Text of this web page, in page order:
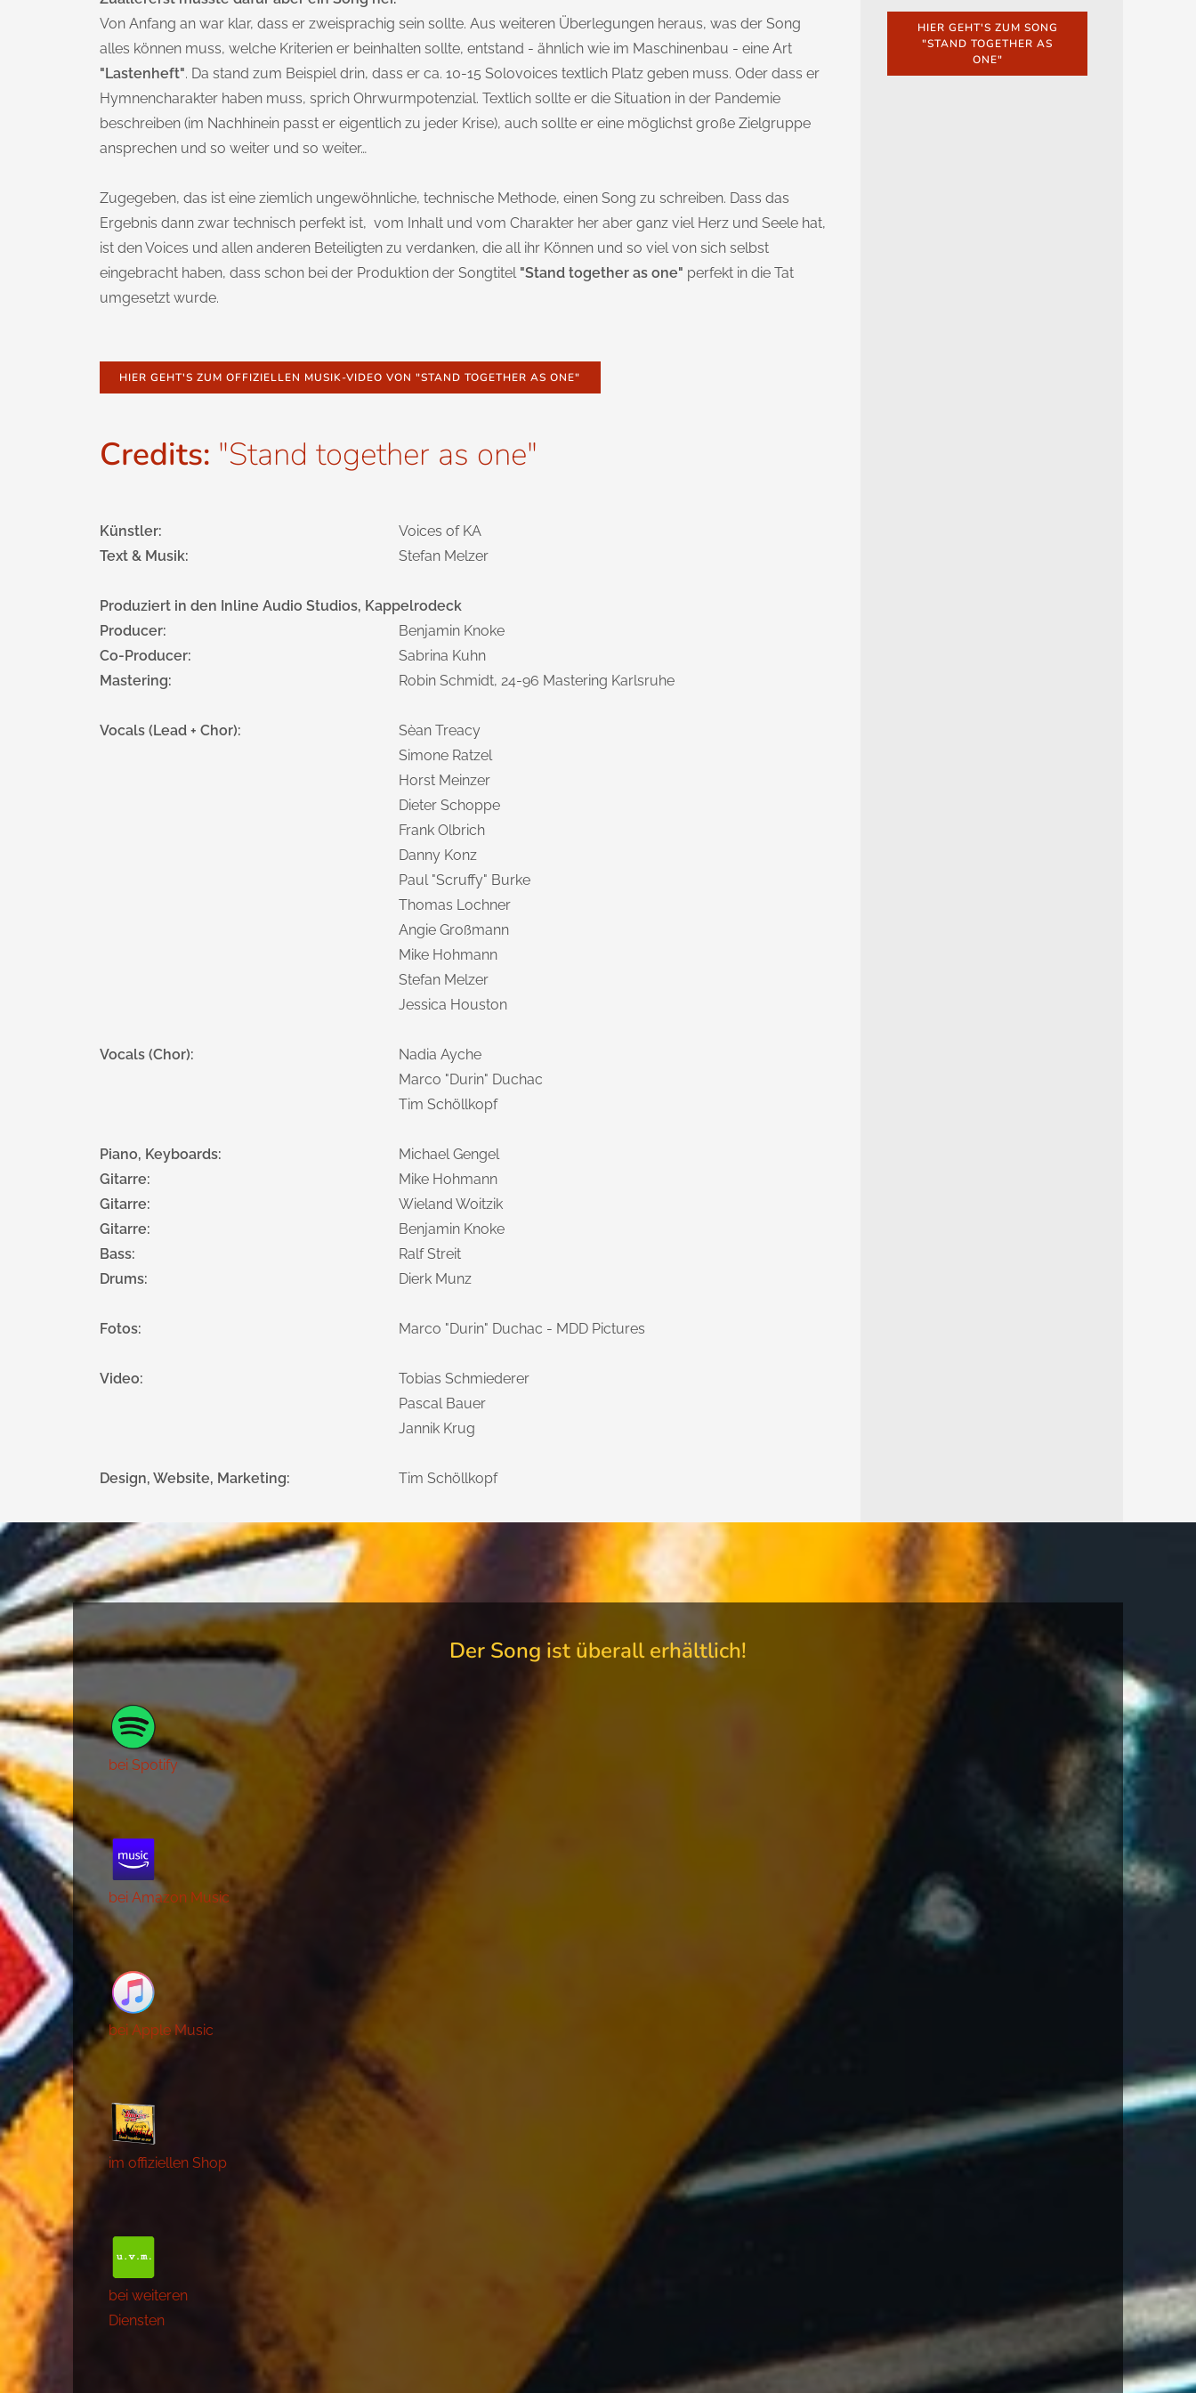
HIER GEHT'S ZUM SONG
"STAND TOGETHER AS
ONE"
Von Anfang an war klar, dass er zweisprachig sein sollte. Aus weiteren Überlegungen heraus, was der Song
alles können muss, welche Kriterien er beinhalten sollte, entstand - ähnlich wie im Maschinenbau - eine Art
"Lastenheft". Da stand zum Beispiel drin, dass er ca. 10-15 Solovoices textlich Platz geben muss. Oder dass er
Hymnencharakter haben muss, sprich Ohrwurmpotenzial. Textlich sollte er die Situation in der Pandemie
beschreiben (im Nachhinein passt er eigentlich zu jeder Krise), auch sollte er eine möglichst große Zielgruppe
ansprechen und so weiter und so weiter…
Zugegeben, das ist eine ziemlich ungewöhnliche, technische Methode, einen Song zu schreiben. Dass das
Ergebnis dann zwar technisch perfekt ist, vom Inhalt und vom Charakter her aber ganz viel Herz und Seele hat,
ist den Voices und allen anderen Beteiligten zu verdanken, die all ihr Können und so viel von sich selbst
eingebracht haben, dass schon bei der Produktion der Songtitel "Stand together as one" perfekt in die Tat
umgesetzt wurde.
HIER GEHT'S ZUM OFFIZIELLEN MUSIK-VIDEO VON "STAND TOGETHER AS ONE"
Credits: "Stand together as one"
Künstler:
Voices of KA
Text & Musik:
Stefan Melzer
Produziert in den Inline Audio Studios, Kappelrodeck
Producer:
Benjamin Knoke
Co-Producer:
Sabrina Kuhn
Mastering:
Robin Schmidt, 24-96 Mastering Karlsruhe
Vocals (Lead + Chor):
Sèan Treacy
Simone Ratzel
Horst Meinzer
Dieter Schoppe
Frank Olbrich
Danny Konz
Paul "Scruffy" Burke
Thomas Lochner
Angie Großmann
Mike Hohmann
Stefan Melzer
Jessica Houston
Vocals (Chor):
Nadia Ayche
Marco "Durin" Duchac
Tim Schöllkopf
Piano, Keyboards:
Michael Gengel
Gitarre:
Mike Hohmann
Gitarre:
Wieland Woitzik
Gitarre:
Benjamin Knoke
Bass:
Ralf Streit
Drums:
Dierk Munz
Fotos: Marco "Durin" Duchac - MDD Pictures
Video:
Tobias Schmiederer
Pascal Bauer
Jannik Krug
Design, Website, Marketing: Tim Schöllkopf
Der Song ist überall erhältlich!
bei Spotify
bei Amazon Music
bei Apple Music
im offiziellen Shop
bei weiteren
Diensten